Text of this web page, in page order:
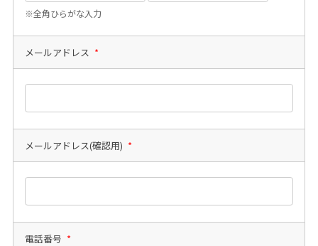
※全角ひらがな入力
メールアドレス *
メールアドレス(確認用) *
電話番号 *